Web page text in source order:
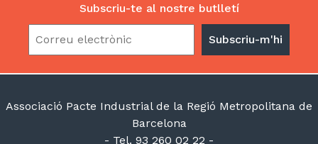
Subscriu-te al nostre butlletí
Associació Pacte Industrial de la Regió Metropolitana de
Barcelona
- Tel. 93 260 02 22 -